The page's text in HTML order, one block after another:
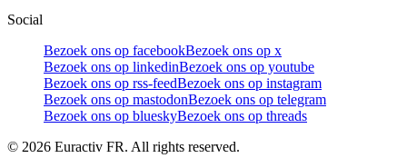
Social
Bezoek ons op facebookBezoek ons op x
Bezoek ons op linkedinBezoek ons op youtube
Bezoek ons op rss-feedBezoek ons op instagram
Bezoek ons op mastodonBezoek ons op telegram
Bezoek ons op blueskyBezoek ons op threads
© 2026 Euractiv FR. All rights reserved.